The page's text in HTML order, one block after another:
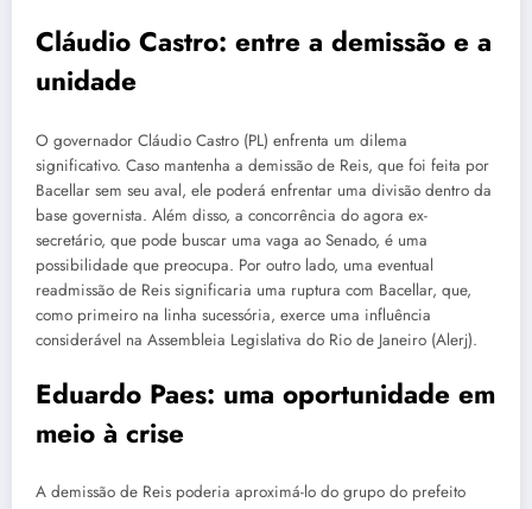
Cláudio Castro: entre a demissão e a
unidade
O governador Cláudio Castro (PL) enfrenta um dilema
significativo. Caso mantenha a demissão de Reis, que foi feita por
Bacellar sem seu aval, ele poderá enfrentar uma divisão dentro da
base governista. Além disso, a concorrência do agora ex-
secretário, que pode buscar uma vaga ao Senado, é uma
possibilidade que preocupa. Por outro lado, uma eventual
readmissão de Reis significaria uma ruptura com Bacellar, que,
como primeiro na linha sucessória, exerce uma influência
considerável na Assembleia Legislativa do Rio de Janeiro (Alerj).
Eduardo Paes: uma oportunidade em
meio à crise
A demissão de Reis poderia aproximá-lo do grupo do prefeito